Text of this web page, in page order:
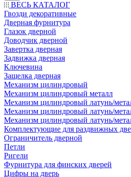
ВЕСЬ КАТАЛОГ
Гвозди декоративные
Дверная фурнитура
Глазок дверной
Доводчик дверной
Завертка дверная
Задвижка дверная
Ключевина
Защелка дверная
Механизм цилиндровый
Механизм цилиндровый металл
Механизм цилиндровый латунь/
Механизм цилиндровый латунь/
Механизм цилиндровый латунь/
Комплектующие для раздвижных
Ограничитель дверной
Петли
Ригели
Фурнитура для финских дверей
Цифры на дверь